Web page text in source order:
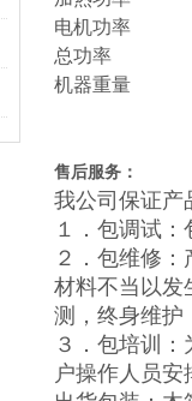
电机功率
总功率
机器重量
售后服务：
我公司保证产
１．包调试
２．包维修
材料不当以发
测，终身维护
３．包培训
户操作人员安